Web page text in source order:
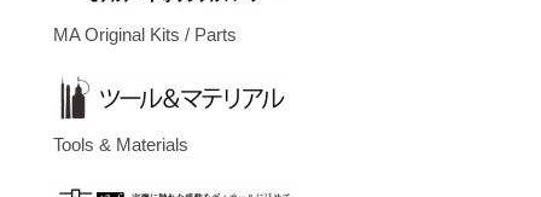
MA Original Kits / Parts
Tools & Materials